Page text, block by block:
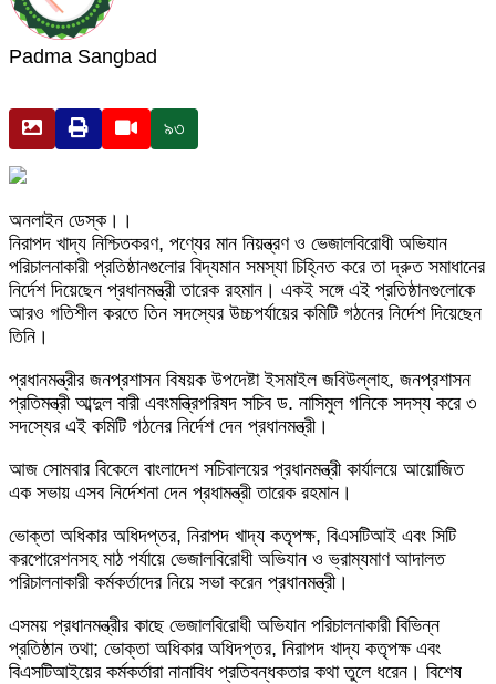
Padma Sangbad
৯৩
অনলাইন ডেস্ক।।
নিরাপদ খাদ্য নিশ্চিতকরণ, পণ্যের মান নিয়ন্ত্রণ ও ভেজালবিরোধী অভিযান
পরিচালনাকারী প্রতিষ্ঠানগুলোর বিদ্যমান সমস্যা চিহ্নিত করে তা দ্রুত সমাধানের
নির্দেশ দিয়েছেন প্রধানমন্ত্রী তারেক রহমান। একই সঙ্গে এই প্রতিষ্ঠানগুলোকে
আরও গতিশীল করতে তিন সদস্যের উচ্চপর্যায়ের কমিটি গঠনের নির্দেশ দিয়েছেন
তিনি।
প্রধানমন্ত্রীর জনপ্রশাসন বিষয়ক উপদেষ্টা ইসমাইল জবিউল্লাহ, জনপ্রশাসন
প্রতিমন্ত্রী আব্দুল বারী এবংমন্ত্রিপরিষদ সচিব ড. নাসিমুল গনিকে সদস্য করে ৩
সদস্যের এই কমিটি গঠনের নির্দেশ দেন প্রধানমন্ত্রী।
আজ সোমবার বিকেলে বাংলাদেশ সচিবালয়ের প্রধানমন্ত্রী কার্যালয়ে আয়োজিত
এক সভায় এসব নির্দেশনা দেন প্রধামন্ত্রী তারেক রহমান।
ভোক্তা অধিকার অধিদপ্তর, নিরাপদ খাদ্য কতৃপক্ষ, বিএসটিআই এবং সিটি
করপোরেশনসহ মাঠ পর্যায়ে ভেজালবিরোধী অভিযান ও ভ্রাম্যমাণ আদালত
পরিচালনাকারী কর্মকর্তাদের নিয়ে সভা করেন প্রধানমন্ত্রী।
এসময় প্রধানমন্ত্রীর কাছে ভেজালবিরোধী অভিযান পরিচালনাকারী বিভিন্ন
প্রতিষ্ঠান তথা; ভোক্তা অধিকার অধিদপ্তর, নিরাপদ খাদ্য কতৃপক্ষ এবং
বিএসটিআইয়ের কর্মকর্তারা নানাবিধ প্রতিবন্ধকতার কথা তুলে ধরেন। বিশেষ